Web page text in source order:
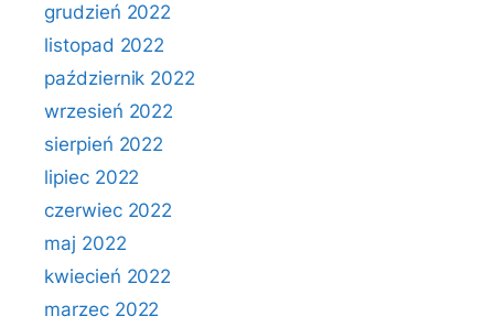
grudzień 2022
listopad 2022
październik 2022
wrzesień 2022
sierpień 2022
lipiec 2022
czerwiec 2022
maj 2022
kwiecień 2022
marzec 2022